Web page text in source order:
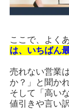
ここで、よく
は、いちばん
売れない営業
か？」と聞か
そして「高い
値引きや言い